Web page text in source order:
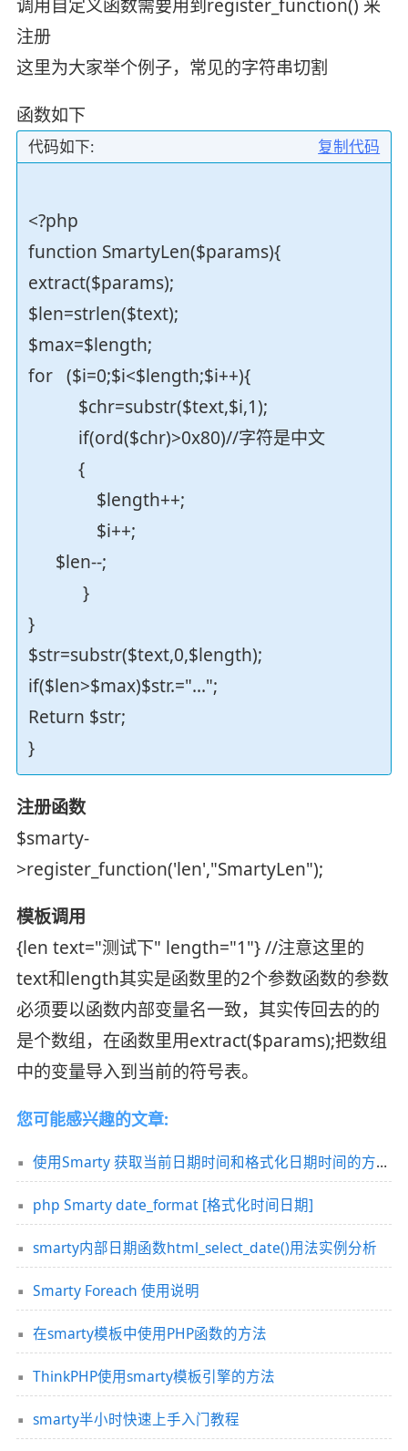
调用自定义函数需要用到register_function() 来
注册
这里为大家举个例子，常见的字符串切割
函数如下
复制代码
代码如下:
<?php
function SmartyLen($params){
extract($params);
$len=strlen($text);
$max=$length;
for ($i=0;$i<$length;$i++){
$chr=substr($text,$i,1);
if(ord($chr)>0x80)//字符是中文
{
$length++;
$i++;
$len--;
}
}
$str=substr($text,0,$length);
if($len>$max)$str.="...";
Return $str;
}
注册函数
$smarty-
>register_function('len',"SmartyLen");
模板调用
{len text="测试下" length="1"} //注意这里的
text和length其实是函数里的2个参数函数的参数
必须要以函数内部变量名一致，其实传回去的的
是个数组，在函数里用extract($params);把数组
中的变量导入到当前的符号表。
您可能感兴趣的文章:
使用Smarty 获取当前日期时间和格式化日期时间的方法详解
php Smarty date_format [格式化时间日期]
smarty内部日期函数html_select_date()用法实例分析
Smarty Foreach 使用说明
在smarty模板中使用PHP函数的方法
ThinkPHP使用smarty模板引擎的方法
smarty半小时快速上手入门教程